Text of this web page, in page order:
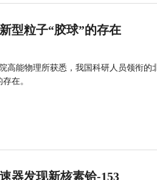
型粒子“胶球”的存在
高能物理所获悉，我国科研人员领衔
在。
器发现新核素铪-153